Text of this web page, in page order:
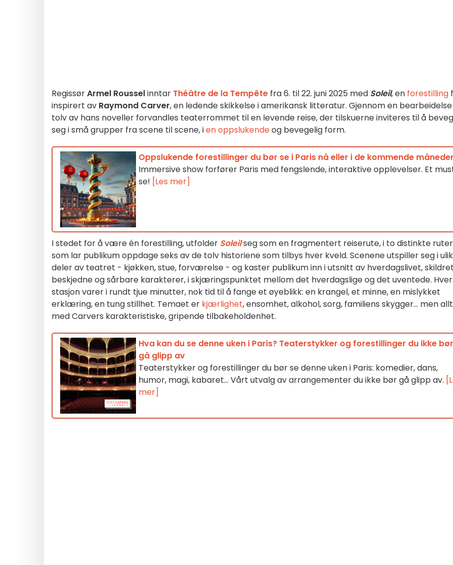
RegissørArmel Rousselinntar Théâtre de la Tempête fra 6. til 22. juni 2025 med Soleil, en forestilling
inspirert av Raymond Carver, en ledende skikkelse i amerikansk litteratur. Gjennom en
tolv av hans noveller forvandles teaterrommet til en levende reise, der tilskuerne inviteres til å
seg i små grupper fra scene til scene, ien oppslukendeog bevegelig form.
Oppslukende forestillinger du bør se i Paris nå eller i de kommende
Immersive show forfører Paris med fengslende, interaktive opplevelser. Et
se! [Les mer]
I stedet for å være én forestilling, utfolder Soleilseg som en fragmentert reiserute, i to distinkte ruter
som lar publikum oppdage seks av de tolv historiene som tilbys hver kveld. Scenene utspiller seg i
deler av teatret - kjøkken, stue, forværelse - og kaster publikum inn i utsnitt av hverdagslivet,
beskjedne og sårbare karakterer, i skjæringspunktet mellom det hverdagslige og det uventede. Hver
stasjon varer i rundt tjue minutter, nok tid til å fange et øyeblikk: en krangel, et minne, en mislykket
erklæring, en tung stillhet. Temaet er kjærlighet, ensomhet, alkohol, sorg, familiens skygger... men
med Carvers karakteristiske, gripende tilbakeholdenhet.
Hva kan du se denne uken i Paris? Teaterstykker og forestillinger du ikke bør
gå glipp av
Teaterstykker og forestillinger du bør se denne uken i Paris: komedier, dans,
humor, magi, kabaret... Vårt utvalg av arrangementer du ikke bør gå glipp av.
mer]